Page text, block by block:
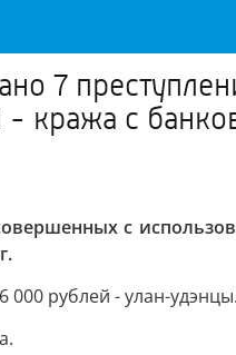
7
кража с
с
рублей - улан-удэнцы.